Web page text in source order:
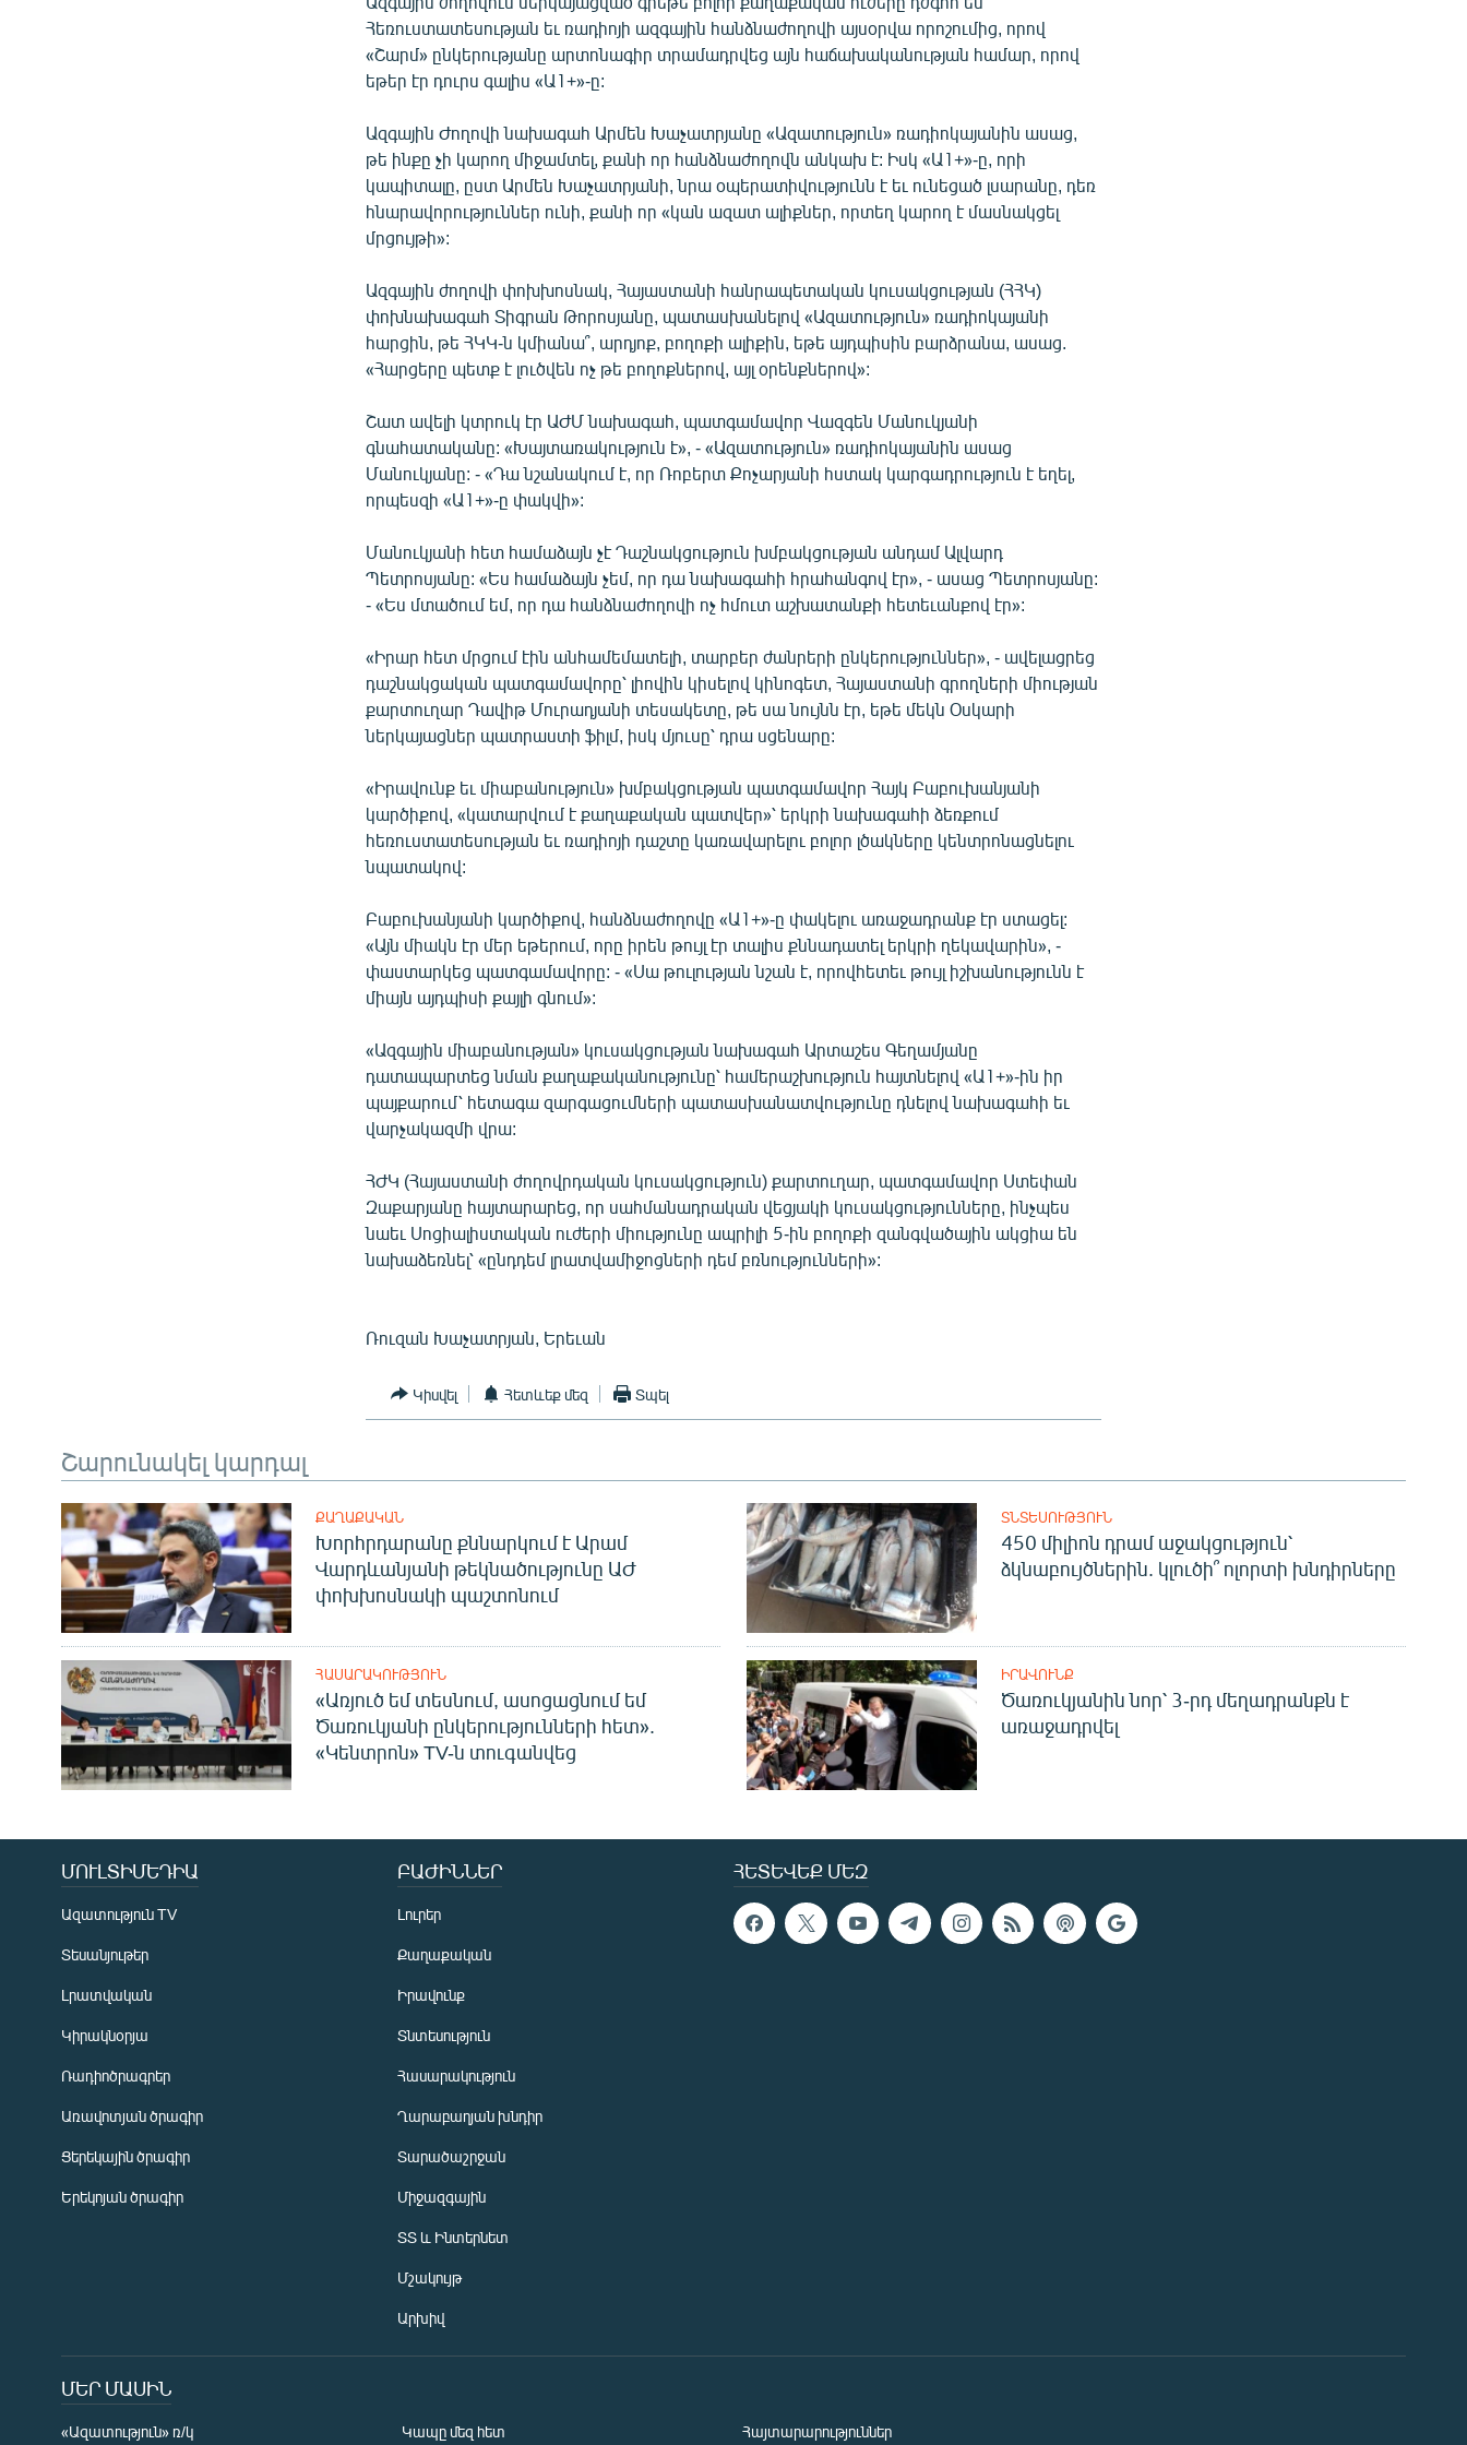
Հեռուստատեսության եւ ռադիոյի ազգային հանձնաժողովի այսօրվա որոշումից, որով
«Շարմ» ընկերությանը արտոնագիր տրամադրվեց այն հաճախականության համար, որով
եթեր էր դուրս գալիս «Ա1+»-ը:
Ազգային Ժողովի նախագահ Արմեն Խաչատրյանը «Ազատություն» ռադիոկայանին ասաց,
թե ինքը չի կարող միջամտել, քանի որ հանձնաժողովն անկախ է: Իսկ «Ա1+»-ը, որի
կապիտալը, ըստ Արմեն Խաչատրյանի, նրա օպերատիվությունն է եւ ունեցած լսարանը, դեռ
հնարավորություններ ունի, քանի որ «կան ազատ ալիքներ, որտեղ կարող է մասնակցել
մրցույթի»:
Ազգային ժողովի փոխխոսնակ, Հայաստանի հանրապետական կուսակցության (ՀՀԿ)
փոխնախագահ Տիգրան Թորոսյանը, պատասխանելով «Ազատություն» ռադիոկայանի
հարցին, թե ՀԿԿ-ն կմիանա՞, արդյոք, բողոքի ալիքին, եթե այդպիսին բարձրանա, ասաց.
«Հարցերը պետք է լուծվեն ոչ թե բողոքներով, այլ օրենքներով»:
Շատ ավելի կտրուկ էր ԱԺՄ նախագահ, պատգամավոր Վազգեն Մանուկյանի
գնահատականը: «Խայտառակություն է», - «Ազատություն» ռադիոկայանին ասաց
Մանուկյանը: - «Դա նշանակում է, որ Ռոբերտ Քոչարյանի հստակ կարգադրություն է եղել,
որպեսզի «Ա1+»-ը փակվի»:
Մանուկյանի հետ համաձայն չէ Դաշնակցություն խմբակցության անդամ Ալվարդ
Պետրոսյանը: «Ես համաձայն չեմ, որ դա նախագահի հրահանգով էր», - ասաց Պետրոսյանը:
- «Ես մտածում եմ, որ դա հանձնաժողովի ոչ հմուտ աշխատանքի հետեւանքով էր»:
«Իրար հետ մրցում էին անհամեմատելի, տարբեր ժանրերի ընկերություններ», - ավելացրեց
դաշնակցական պատգամավորը՝ լիովին կիսելով կինոգետ, Հայաստանի գրողների միության
քարտուղար Դավիթ Մուրադյանի տեսակետը, թե սա նույնն էր, եթե մեկն Օսկարի
ներկայացներ պատրաստի ֆիլմ, իսկ մյուսը՝ դրա սցենարը:
«Իրավունք եւ միաբանություն» խմբակցության պատգամավոր Հայկ Բաբուխանյանի
կարծիքով, «կատարվում է քաղաքական պատվեր»՝ երկրի նախագահի ձեռքում
հեռուստատեսության եւ ռադիոյի դաշտը կառավարելու բոլոր լծակները կենտրոնացնելու
նպատակով:
Բաբուխանյանի կարծիքով, հանձնաժողովը «Ա1+»-ը փակելու առաջադրանք էր ստացել:
«Այն միակն էր մեր եթերում, որը իրեն թույլ էր տալիս քննադատել երկրի ղեկավարին», -
փաստարկեց պատգամավորը: - «Սա թուլության նշան է, որովհետեւ թույլ իշխանությունն է
միայն այդպիսի քայլի գնում»:
«Ազգային միաբանության» կուսակցության նախագահ Արտաշես Գեղամյանը
դատապարտեց նման քաղաքականությունը՝ համերաշխություն հայտնելով «Ա1+»-ին իր
պայքարում՝ հետագա զարգացումների պատասխանատվությունը դնելով նախագահի եւ
վարչակազմի վրա:
ՀԺԿ (Հայաստանի ժողովրդական կուսակցություն) քարտուղար, պատգամավոր Ստեփան
Զաքարյանը հայտարարեց, որ սահմանադրական վեցյակի կուսակցությունները, ինչպես
նաեւ Սոցիալիստական ուժերի միությունը ապրիլի 5-ին բողոքի զանգվածային ակցիա են
նախաձեռնել՝ «ընդդեմ լրատվամիջոցների դեմ բռնությունների»:
Ռուզան Խաչատրյան, Երեւան
Կիսվել Հետևեք մեզ Տպել
Շարունակել կարդալ
ՔԱՂԱՔԱԿԱՆ
Խորհրդարանը քննարկում է Արամ
Վարդևանյանի թեկնածությունը ԱԺ
փոխխոսնակի պաշտոնում
ՏՆՏԵՍՈՒԹՅՈՒՆ
450 միլիոն դրամ աջակցություն՝
ձկնաբույծներին. կլուծի՞ ոլորտի խնդիրները
ՀԱՍԱՐԱԿՈՒԹՅՈՒՆ
«Առյուծ եմ տեսնում, ասոցացնում եմ
Ծառուկյանի ընկերությունների հետ».
«Կենտրոն» TV-ն տուգանվեց
ԻՐԱՎՈՒՆՔ
Ծառուկյանին նոր՝ 3-րդ մեղադրանքն է
առաջադրվել
ՀԵՏԵՎԵՔ ՄԵԶ
ՄՈՒԼՏԻՄԵԴԻԱ
Ազատություն TV
Տեսանյութեր
Լրատվական
Կիրակնօրյա
Ռադիոծրագրեր
Առավոտյան ծրագիր
Ցերեկային ծրագիր
Երեկոյան ծրագիր
ԲԱԺԻՆՆԵՐ
Լուրեր
Քաղաքական
Իրավունք
Տնտեսություն
Հասարակություն
Ղարաբաղյան խնդիր
Տարածաշրջան
Միջազգային
ՏՏ և Ինտերնետ
Մշակույթ
Արխիվ
ՄԵՐ ՄԱՍԻՆ
«Ազատություն» ռ/կ Կապը մեզ հետ Հայտարարություններ